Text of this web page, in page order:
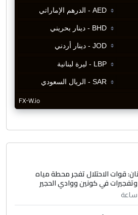
قوات الاحتلال تفجر محطة مياه
في كونين ووادي الحجير